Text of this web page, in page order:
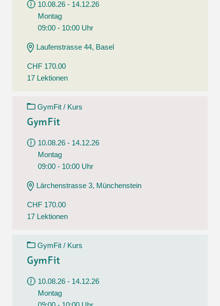
10.08.26 - 14.12.26
Montag
09:00 - 10:00 Uhr
Laufenstrasse 44, Basel
CHF 170.00
17 Lektionen
GymFit / Kurs
GymFit
10.08.26 - 14.12.26
Montag
09:00 - 10:00 Uhr
Lärchenstrasse 3, Münchenstein
CHF 170.00
17 Lektionen
GymFit / Kurs
GymFit
10.08.26 - 14.12.26
Montag